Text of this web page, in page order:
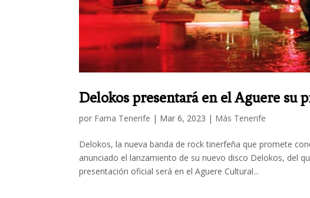
Delokos presentará en el Aguere su
por Fama Tenerife | Mar 6, 2023 | Más Tenerife
Delokos, la nueva banda de rock tinerfeña que promete
anunciado el lanzamiento de su nuevo disco Delokos, del
presentación oficial será en el Aguere Cultural...